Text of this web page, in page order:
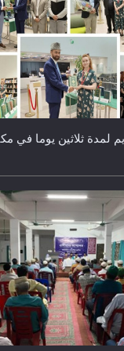
في الجماعة